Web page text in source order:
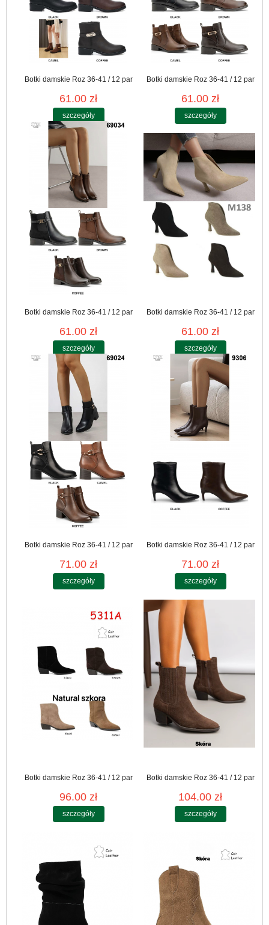
Botki damskie Roz 36-41 / 12 par
61.00 zł
szczegóły
Botki damskie Roz 36-41 / 12 par
61.00 zł
szczegóły
Botki damskie Roz 36-41 / 12 par
61.00 zł
szczegóły
Botki damskie Roz 36-41 / 12 par
61.00 zł
szczegóły
Botki damskie Roz 36-41 / 12 par
71.00 zł
szczegóły
Botki damskie Roz 36-41 / 12 par
71.00 zł
szczegóły
Botki damskie Roz 36-41 / 12 par
96.00 zł
szczegóły
Botki damskie Roz 36-41 / 12 par
104.00 zł
szczegóły